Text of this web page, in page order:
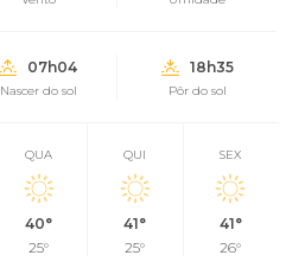
07h04
Nascer do sol
18h35
Pôr do sol
QUA
40°
25°
QUI
41°
25°
SEX
41°
26°